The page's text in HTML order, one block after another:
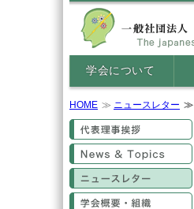
学会について
HOME ニュースレター